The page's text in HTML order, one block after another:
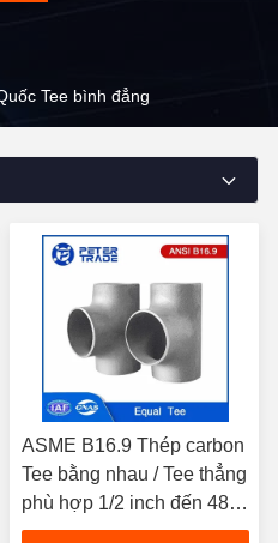
Tee bình đẳng
ASME B16.9 Thép carbon
Tee bằng nhau / Tee thẳng
phù hợp 1/2 inch đến 48
inch SCH40 A234 WPB